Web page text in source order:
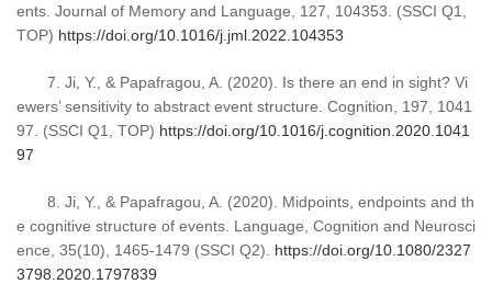
ents. Journal of Memory and Language, 127, 104353. (SSCI Q1,
TOP) https://doi.org/10.1016/j.jml.2022.104353
7. Ji, Y., & Papafragou, A. (2020). Is there an end in sight? Vi
ewers’ sensitivity to abstract event structure. Cognition, 197, 1041
97. (SSCI Q1, TOP) https://doi.org/10.1016/j.cognition.2020.1041
97
8. Ji, Y., & Papafragou, A. (2020). Midpoints, endpoints and th
e cognitive structure of events. Language, Cognition and Neurosci
ence, 35(10), 1465-1479 (SSCI Q2). https://doi.org/10.1080/2327
3798.2020.1797839